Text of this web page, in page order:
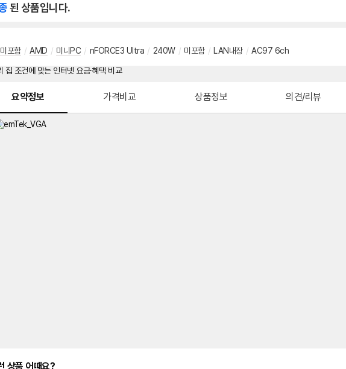
된 상품입니다.
포함 / AMD / 미니PC / nFORCE3 Ultra / 240W / 미포함 / LAN내장 / AC97 6ch
요약정보 가격비교 상품정보 의견/리뷰
상품 어때요?